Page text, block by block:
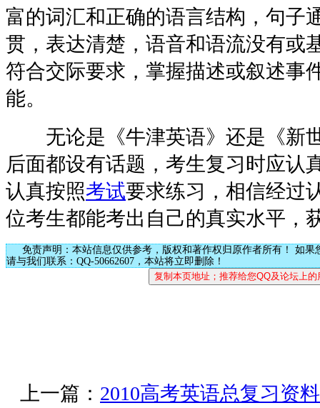
富的词汇和正确的语言结构，句子
贯，表达清楚，语音和语流没有或
符合交际要求，掌握描述或叙述事
能。
无论是《牛津英语》还是《新
后面都设有话题，考生复习时应认
认真按照考试要求练习，相信经过
位考生都能考出自己的真实水平，
免责声明：本站信息仅供参考，版权和著作权归原作者所有！ 如果
请与我们联系：QQ-50662607，本站将立即删除！
上一篇： 2010高考英语总复习资